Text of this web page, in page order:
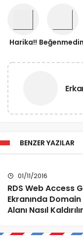
Harika!!
BENZER YAZILAR
01/11/2016
RDS Web Access
Ekranında
Alanı Nasıl